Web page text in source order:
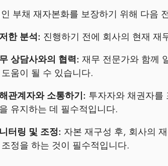
부채 재자본화를 보장하기 위해 다음
한 분석: 진행하기 전에 회사의 현재 재
상담사와의 협력: 재무 전문가와 함께
움이 될 수 있습니다.
관계자와 소통하기: 투자자와 채권자를
유지하는 데 필수적입니다.
터링 및 조정: 자본 재구성 후, 회사의
정을 하는 것이 필수적입니다.